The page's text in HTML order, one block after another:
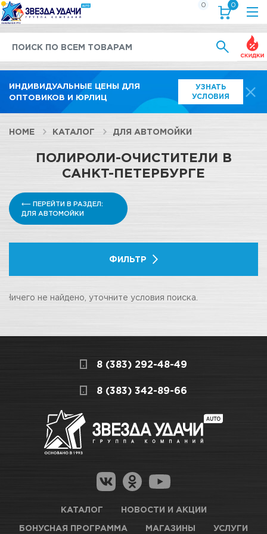
ИНДИВИДУАЛЬНЫЕ ЦЕНЫ ДЛЯ
ОПТОВИКОВ И ЮРЛИЦ
УЗНАТЬ
УСЛОВИЯ
0 0
HOME КАТАЛОГ ДЛЯ АВТОМОЙКИ
ПОЛИРОЛИ-ОЧИСТИТЕЛИ В
САНКТ-ПЕТЕРБУРГЕ
⟵ ПЕРЕЙТИ В РАЗДЕЛ:
ДЛЯ АВТОМОЙКИ
ФИЛЬТР
Ничего не найдено, уточните условия поиска.
8 (383) 292-48-49
8 (383) 342-89-66
КАТАЛОГ НОВОСТИ И АКЦИИ
БОНУСНАЯ ПРОГРАММА МАГАЗИНЫ УСЛУГИ